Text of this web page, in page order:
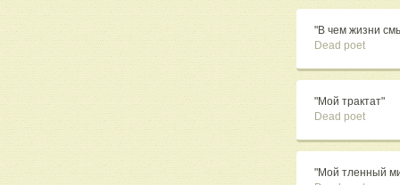
"В чем жизни
Dead poet
"Мой трактат"
Dead poet
"Мой тленный